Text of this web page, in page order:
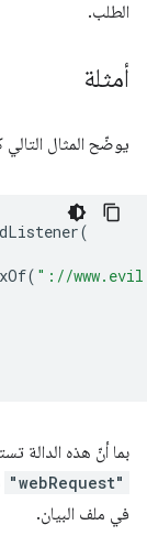
الطلب.
أمثلة
يوضّح المثال
(
( "://
بما أنّ هذه الدالة
"webRequest"
في ملف البيان.